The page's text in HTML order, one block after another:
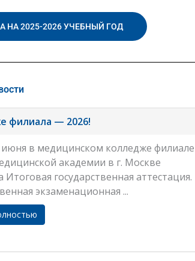
2025-2026 УЧЕБНЫЙ ГОД
филиала — 2026!
июня в медицинском колледже филиале
академии в г. Москве
Итоговая государственная аттестация.
экзаменационная ...